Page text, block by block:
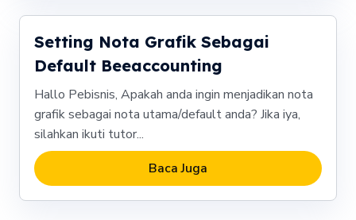
Setting Nota Grafik Sebagai
Default Beeaccounting
Hallo Pebisnis, Apakah anda ingin menjadikan nota
grafik sebagai nota utama/default anda? Jika iya,
silahkan ikuti tutor...
Baca Juga